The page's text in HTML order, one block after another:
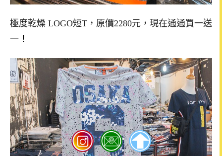
極度乾燥 LOGO短T，原價2280元，現在通通買一送
一 ！